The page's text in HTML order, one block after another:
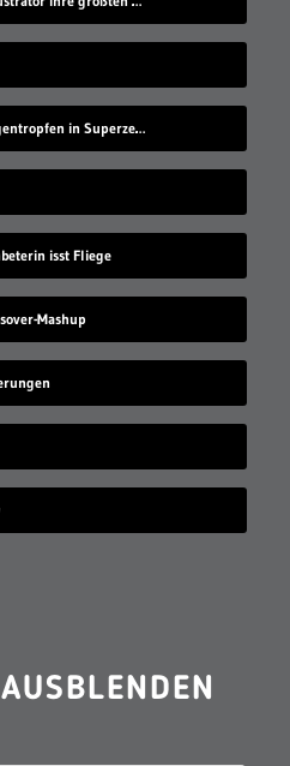
Nahaufnahme von Augentropfen in Superzeitlupe
isst Fliege
Mashup